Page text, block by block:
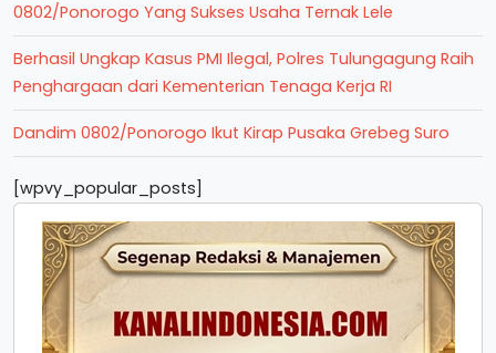
0802/Ponorogo Yang Sukses Usaha Ternak Lele
Berhasil Ungkap Kasus PMI Ilegal, Polres Tulungagung Raih
Penghargaan dari Kementerian Tenaga Kerja RI
Dandim 0802/Ponorogo Ikut Kirap Pusaka Grebeg Suro
[wpvy_popular_posts]